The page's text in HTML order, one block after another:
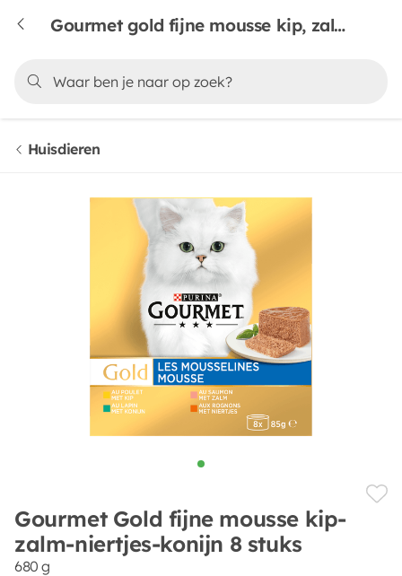
Gourmet gold fijne mousse kip, zalm, niertjes & konijn 8 stuks
Huisdieren
Gourmet Gold fijne mousse kip-
zalm-niertjes-konijn 8 stuks
680 g